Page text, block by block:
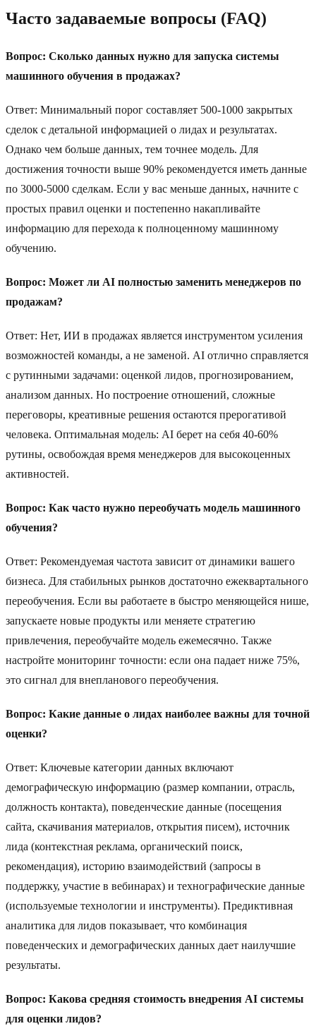
Часто задаваемые вопросы (FAQ)
Вопрос: Сколько данных нужно для запуска системы
машинного обучения в продажах?
Ответ: Минимальный порог составляет 500-1000 закрытых
сделок с детальной информацией о лидах и результатах.
Однако чем больше данных, тем точнее модель. Для
достижения точности выше 90% рекомендуется иметь данные
по 3000-5000 сделкам. Если у вас меньше данных, начните с
простых правил оценки и постепенно накапливайте
информацию для перехода к полноценному машинному
обучению.
Вопрос: Может ли AI полностью заменить менеджеров по
продажам?
Ответ: Нет, ИИ в продажах является инструментом усиления
возможностей команды, а не заменой. AI отлично справляется
с рутинными задачами: оценкой лидов, прогнозированием,
анализом данных. Но построение отношений, сложные
переговоры, креативные решения остаются прерогативой
человека. Оптимальная модель: AI берет на себя 40-60%
рутины, освобождая время менеджеров для высокоценных
активностей.
Вопрос: Как часто нужно переобучать модель машинного
обучения?
Ответ: Рекомендуемая частота зависит от динамики вашего
бизнеса. Для стабильных рынков достаточно ежеквартального
переобучения. Если вы работаете в быстро меняющейся нише,
запускаете новые продукты или меняете стратегию
привлечения, переобучайте модель ежемесячно. Также
настройте мониторинг точности: если она падает ниже 75%,
это сигнал для внепланового переобучения.
Вопрос: Какие данные о лидах наиболее важны для точной
оценки?
Ответ: Ключевые категории данных включают
демографическую информацию (размер компании, отрасль,
должность контакта), поведенческие данные (посещения
сайта, скачивания материалов, открытия писем), источник
лида (контекстная реклама, органический поиск,
рекомендация), историю взаимодействий (запросы в
поддержку, участие в вебинарах) и технографические данные
(используемые технологии и инструменты). Предиктивная
аналитика для лидов показывает, что комбинация
поведенческих и демографических данных дает наилучшие
результаты.
Вопрос: Какова средняя стоимость внедрения AI системы
для оценки лидов?